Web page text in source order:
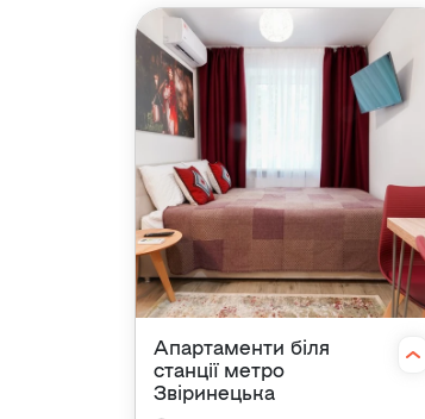
Апартаменти біля
станції метро
Звіринецька